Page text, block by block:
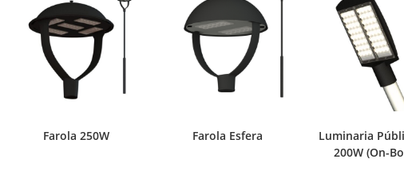
Farola 250W Farola Esfera
Luminaria
200W (On-